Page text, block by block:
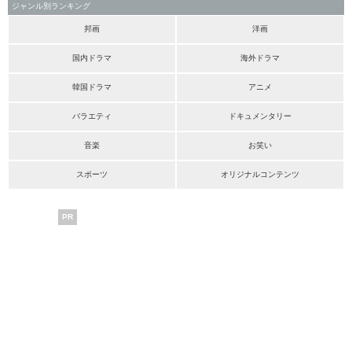
ジャンル別ランキング
邦画 洋画
国内ドラマ 海外ドラマ
韓国ドラマ アニメ
バラエティ ドキュメンタリー
音楽 お笑い
スポーツ オリジナルコンテンツ
PR